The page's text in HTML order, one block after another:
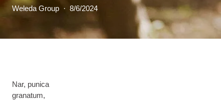
Weleda Group · 8/6/2024
Nar, punica
granatum,